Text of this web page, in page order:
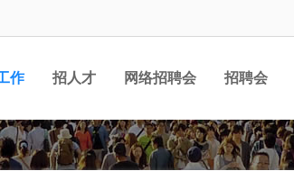
作 招人才 网络招聘会 招聘会